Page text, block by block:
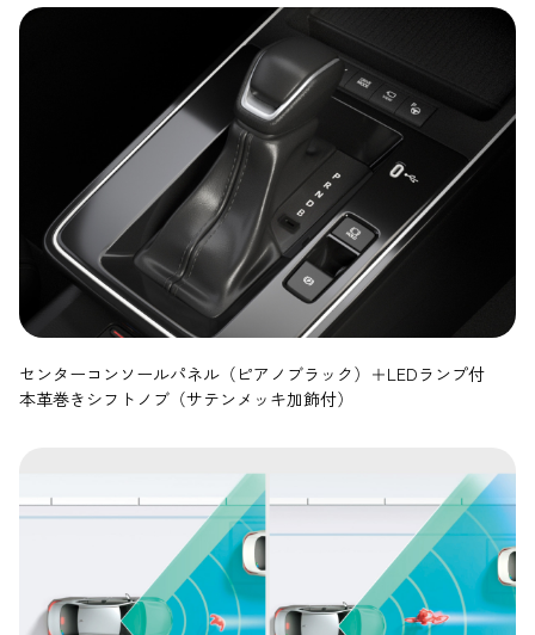
センターコンソールパネル（ピアノブラック）＋LEDランプ付
本革巻きシフトノブ（サテンメッキ加飾付）